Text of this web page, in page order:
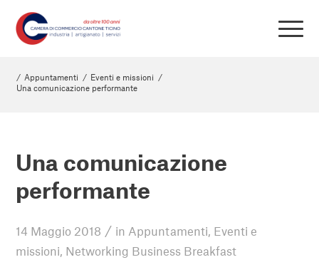
/ Appuntamenti / Eventi e missioni /
Una comunicazione performante
Una comunicazione
performante
14 Maggio 2018 / in Appuntamenti, Eventi e
missioni, Networking Business Breakfast